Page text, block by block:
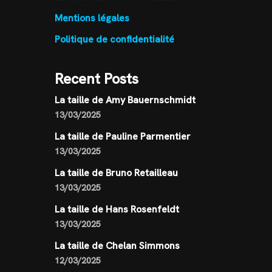
Mentions légales
Politique de confidentialité
Recent Posts
La taille de Amy Bauernschmidt
13/03/2025
La taille de Pauline Parmentier
13/03/2025
La taille de Bruno Retailleau
13/03/2025
La taille de Hans Rosenfeldt
13/03/2025
La taille de Chelan Simmons
12/03/2025